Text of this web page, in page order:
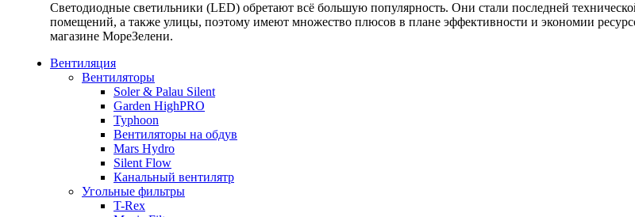
Светодиодные светильники (LED) обретают всё большую популярность. Они стали последней
помещений, а также улицы, поэтому имеют множество плюсов в плане эффективности и экономии
магазине МореЗелени.
Вентиляция
Вентиляторы
Soler & Palau Silent
Garden HighPRO
Typhoon
Вентиляторы на обдув
Mars Hydro
Silent Flow
Канальный вентилятр
Угольные фильтры
T-Rex